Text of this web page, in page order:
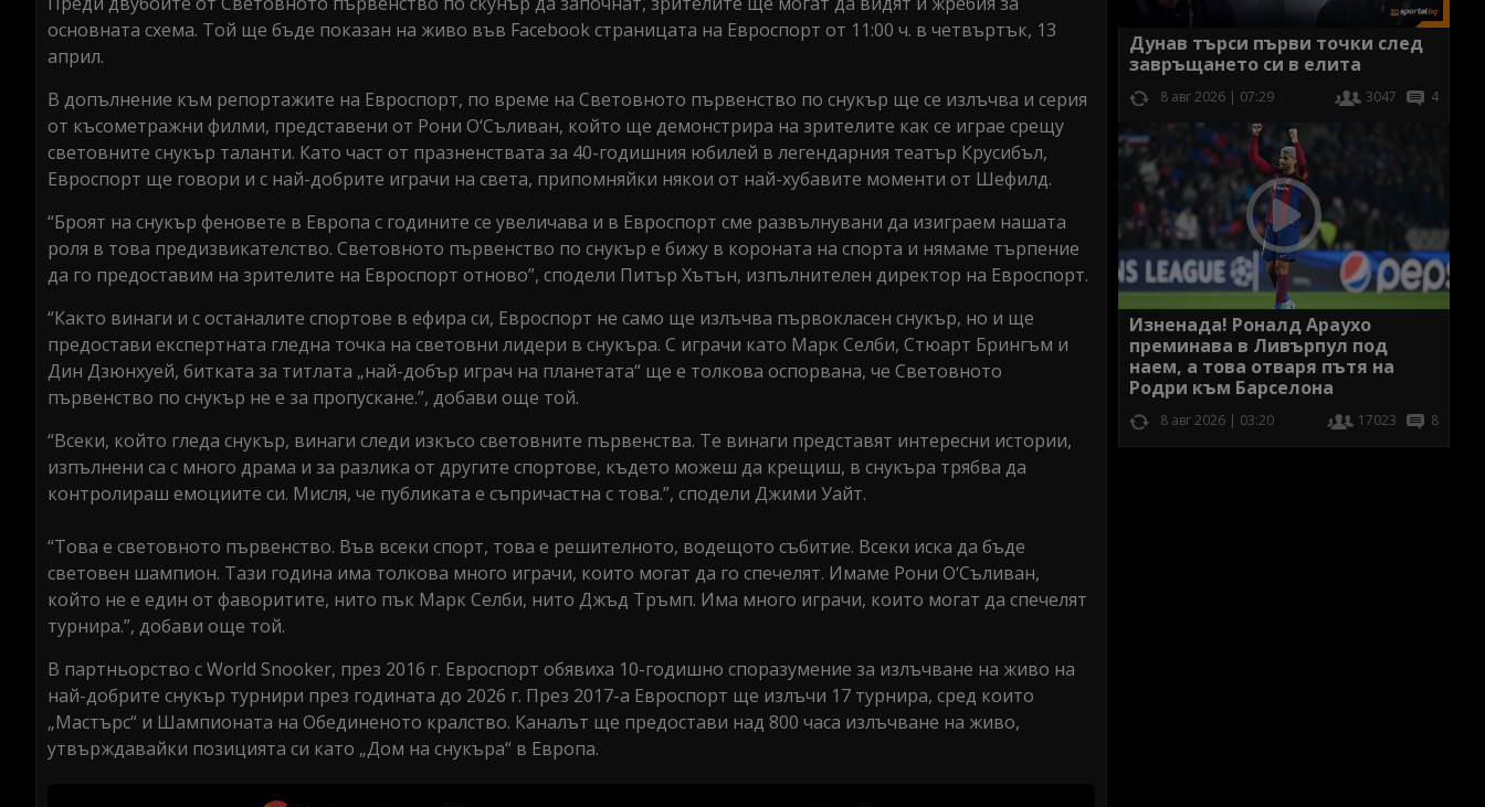
основната схема. Той ще бъде показан на живо във Facebook страницата на Евроспорт от 11:00 ч. в четвъртък, 13
април.
В допълнение към репортажите на Евроспорт, по време на Световното първенство по снукър ще се излъчва и серия
от късометражни филми, представени от Рони О‘Съливан, който ще демонстрира на зрителите как се играе срещу
световните снукър таланти. Като част от празненствата за 40-годишния юбилей в легендарния театър Крусибъл,
Евроспорт ще говори и с най-добрите играчи на света, припомняйки някои от най-хубавите моменти от Шефилд.
“Броят на снукър феновете в Европа с годините се увеличава и в Евроспорт сме развълнувани да изиграем нашата
роля в това предизвикателство. Световното първенство по снукър е бижу в короната на спорта и нямаме търпение
да го предоставим на зрителите на Евроспорт отново”, сподели Питър Хътън, изпълнителен директор на Евроспорт.
“Както винаги и с останалите спортове в ефира си, Евроспорт не само ще излъчва първокласен снукър, но и ще
предостави експертната гледна точка на световни лидери в снукъра. С играчи като Марк Селби, Стюарт Брингъм и
Дин Дзюнхуей, битката за титлата „най-добър играч на планетата“ ще е толкова оспорвана, че Световното
първенство по снукър не е за пропускане.”, добави още той.
“Всеки, който гледа снукър, винаги следи изкъсо световните първенства. Те винаги представят интересни истории,
изпълнени са с много драма и за разлика от другите спортове, където можеш да крещиш, в снукъра трябва да
контролираш емоциите си. Мисля, че публиката е съпричастна с това.”, сподели Джими Уайт.
“Това е световното първенство. Във всеки спорт, това е решителното, водещото събитие. Всеки иска да бъде
световен шампион. Тази година има толкова много играчи, които могат да го спечелят. Имаме Рони О‘Съливан,
който не е един от фаворитите, нито пък Марк Селби, нито Джъд Тръмп. Има много играчи, които могат да спечелят
турнира.”, добави още той.
В партньорство с World Snooker, през 2016 г. Евроспорт обявиха 10-годишно споразумение за излъчване на живо на
най-добрите снукър турнири през годината до 2026 г. През 2017-а Евроспорт ще излъчи 17 турнира, сред които
„Мастърс“ и Шампионата на Обединеното кралство. Каналът ще предостави над 800 часа излъчване на живо,
утвърждавайки позицията си като „Дом на снукъра“ в Европа.
Дунав търси първи точки след
завръщането си в елита
8 авг 2026 | 07:29 3047 4
Изненада! Роналд Араухо
преминава в Ливърпул под
наем, а това отваря пътя на
Родри към Барселона
8 авг 2026 | 03:20 17023 8